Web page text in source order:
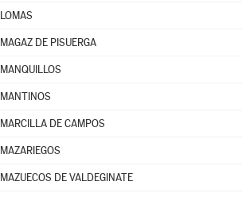
LOMAS
MAGAZ DE PISUERGA
MANQUILLOS
MANTINOS
MARCILLA DE CAMPOS
MAZARIEGOS
MAZUECOS DE VALDEGINATE